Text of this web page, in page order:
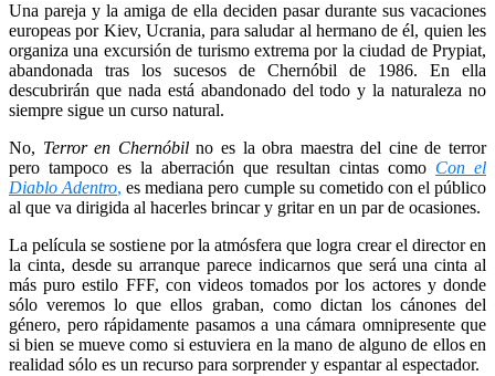
Una pareja y la amiga de ella deciden pasar durante sus vacaciones
europeas por Kiev, Ucrania, para saludar al hermano de él, quien les
organiza una excursión de turismo extrema por la ciudad de Prypiat,
abandonada tras los sucesos de Chernóbil de 1986. En ella
descubrirán que nada está abandonado del todo y la naturaleza no
siempre sigue un curso natural.
No, Terror en Chernóbilno es la obra maestra del cine de terror
pero tampoco es la aberración que resultan cintas como Con el
Diablo Adentro, es mediana pero cumple su cometido con el público
al que va dirigida al hacerles brincar y gritar en un par de ocasiones.
La película se sostiene por la atmósfera que logra crear el director en
la cinta, desde su arranque parece indicarnos que será una cinta al
más puro estilo FFF, con videos tomados por los actores y donde
sólo veremos lo que ellos graban, como dictan los cánones del
género, pero rápidamente pasamos a una cámara omnipresente que
si bien se mueve como si estuviera en la mano de alguno de ellos en
realidad sólo es un recurso para sorprender y espantar al espectador.